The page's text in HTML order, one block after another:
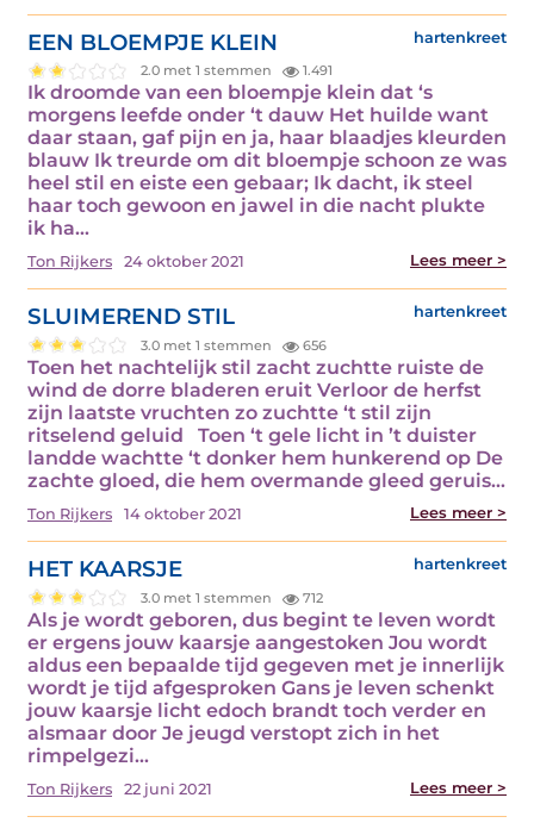
EEN BLOEMPJE KLEIN hartenkreet
2.0 met 1 stemmen 1.491
Ik droomde van een bloempje klein dat ‘s
morgens leefde onder ‘t dauw Het huilde want
daar staan, gaf pijn en ja, haar blaadjes kleurden
blauw Ik treurde om dit bloempje schoon ze was
heel stil en eiste een gebaar; Ik dacht, ik steel
haar toch gewoon en jawel in die nacht plukte
ik ha...
Ton Rijkers 24 oktober 2021 Lees meer >
SLUIMEREND STIL hartenkreet
3.0 met 1 stemmen 656
Toen het nachtelijk stil zacht zuchtte ruiste de
wind de dorre bladeren eruit Verloor de herfst
zijn laatste vruchten zo zuchtte ‘t stil zijn
ritselend geluid Toen ‘t gele licht in ’t duister
landde wachtte ‘t donker hem hunkerend op De
zachte gloed, die hem overmande gleed geruis...
Ton Rijkers 14 oktober 2021 Lees meer >
HET KAARSJE hartenkreet
3.0 met 1 stemmen 712
Als je wordt geboren, dus begint te leven wordt
er ergens jouw kaarsje aangestoken Jou wordt
aldus een bepaalde tijd gegeven met je innerlijk
wordt je tijd afgesproken Gans je leven schenkt
jouw kaarsje licht edoch brandt toch verder en
alsmaar door Je jeugd verstopt zich in het
rimpelgezi...
Ton Rijkers 22 juni 2021 Lees meer >